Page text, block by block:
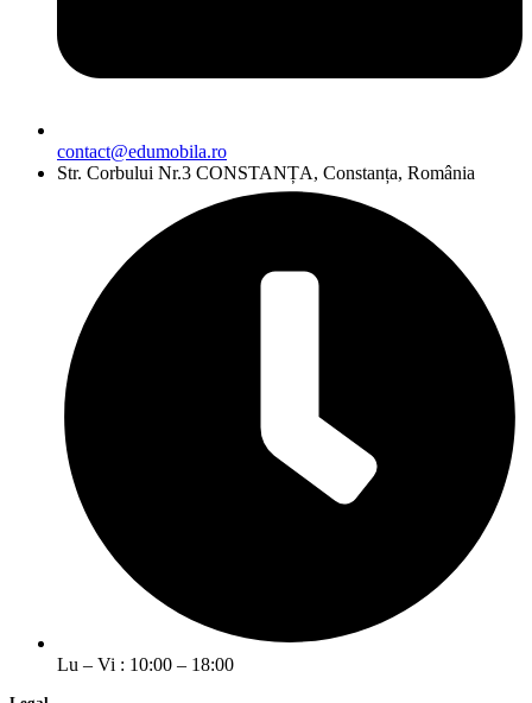
contact@edumobila.ro
Str. Corbului Nr.3 CONSTANȚA, Constanța, România
Lu – Vi : 10:00 – 18:00